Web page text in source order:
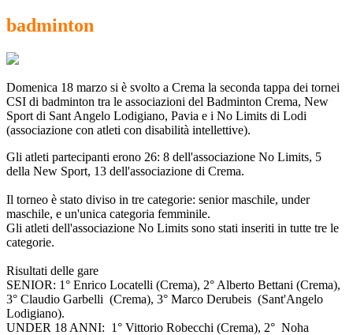
badminton
Domenica 18 marzo si è svolto a Crema la seconda tappa dei tornei
CSI di badminton tra le associazioni del Badminton Crema, New
Sport di Sant Angelo Lodigiano, Pavia e i No Limits di Lodi
(associazione con atleti con disabilità intellettive).
Gli atleti partecipanti erono 26: 8 dell'associazione No Limits, 5
della New Sport, 13 dell'associazione di Crema.
Il torneo è stato diviso in tre categorie: senior maschile, under
maschile, e un'unica categoria femminile.
Gli atleti dell'associazione No Limits sono stati inseriti in tutte tre le
categorie.
Risultati delle gare
SENIOR: 1° Enrico Locatelli (Crema), 2° Alberto Bettani (Crema),
3° Claudio Garbelli (Crema), 3° Marco Derubeis (Sant'Angelo
Lodigiano).
UNDER 18 ANNI: 1° Vittorio Robecchi (Crema), 2° Noha